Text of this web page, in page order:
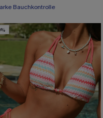
Bauchkontrolle